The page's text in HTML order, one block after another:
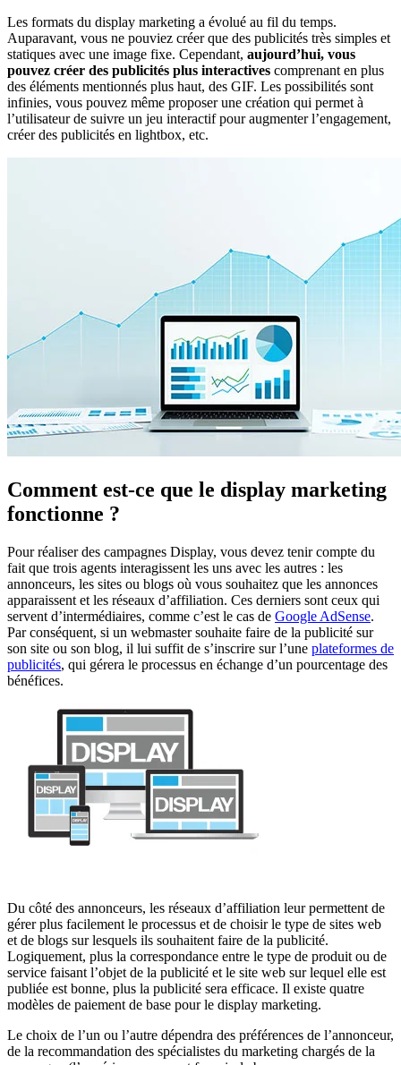
Les formats du display marketing a évolué au fil du temps.
Auparavant, vous ne pouviez créer que des publicités très simples et
statiques avec une image fixe. Cependant, aujourd’hui, vous
pouvez créer des publicités plus interactives comprenant en plus
des éléments mentionnés plus haut, des GIF. Les possibilités sont
infinies, vous pouvez même proposer une création qui permet à
l’utilisateur de suivre un jeu interactif pour augmenter l’engagement,
créer des publicités en lightbox, etc.
Comment est-ce que le display marketing
fonctionne ?
Pour réaliser des campagnes Display, vous devez tenir compte du
fait que trois agents interagissent les uns avec les autres : les
annonceurs, les sites ou blogs où vous souhaitez que les annonces
apparaissent et les réseaux d’affiliation. Ces derniers sont ceux qui
servent d’intermédiaires, comme c’est le cas de Google AdSense.
Par conséquent, si un webmaster souhaite faire de la publicité sur
son site ou son blog, il lui suffit de s’inscrire sur l’une plateformes de
publicités, qui gérera le processus en échange d’un pourcentage des
bénéfices.
Du côté des annonceurs, les réseaux d’affiliation leur permettent de
gérer plus facilement le processus et de choisir le type de sites web
et de blogs sur lesquels ils souhaitent faire de la publicité.
Logiquement, plus la correspondance entre le type de produit ou de
service faisant l’objet de la publicité et le site web sur lequel elle est
publiée est bonne, plus la publicité sera efficace. Il existe quatre
modèles de paiement de base pour le display marketing.
Le choix de l’un ou l’autre dépendra des préférences de l’annonceur,
de la recommandation des spécialistes du marketing chargés de la